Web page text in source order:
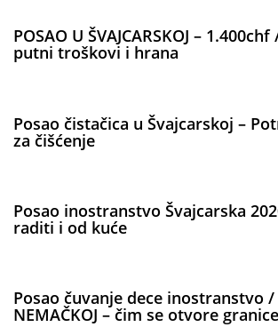
POSAO U ŠVAJCARSKOJ –
putni troškovi i hrana
Posao čistačica u Švajcarskoj –
za čišćenje
Posao inostranstvo Švajcarska
raditi i od kuće
Posao čuvanje dece inostranstvo /
NEMAČKOJ – čim se otvore granice